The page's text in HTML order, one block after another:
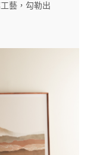
藝，勾勒出